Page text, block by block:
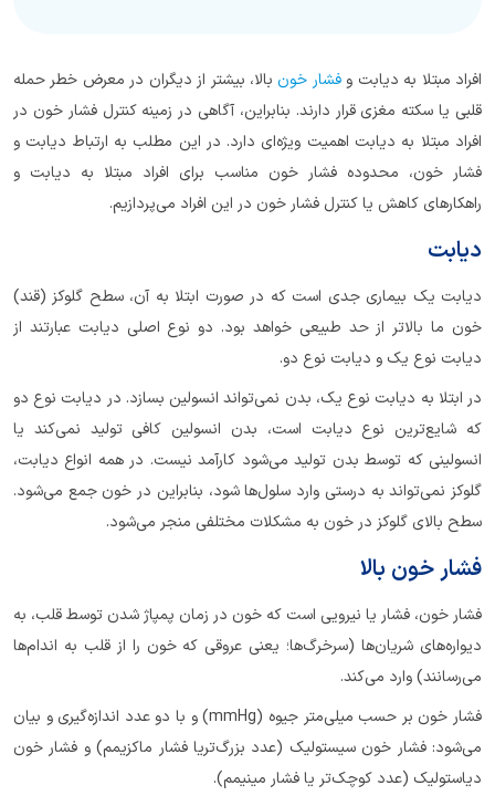
افراد مبتلا به دیابت وفشار خون بالا، بیشتر از دیگران در معرض خطر حمله
قلبی یا سکته مغزی قرار دارند. بنابراین، آگاهی در زمینه کنترل فشار خون در
افراد مبتلا به دیابت اهمیت ویژه‌ای دارد. در این مطلب به ارتباط دیابت و
فشار خون، محدوده فشار خون مناسب برای افراد مبتلا به دیابت و
راهکارهای کاهش یا کنترل فشار خون در این افراد می‌پردازیم.
دیابت
دیابت یک بیماری جدی است که در صورت ابتلا به آن، سطح گلوکز (قند)
خون ما بالاتر از حد طبیعی خواهد بود. دو نوع اصلی دیابت عبارتند از
دیابت نوع یک و دیابت نوع دو.
در ابتلا به دیابت نوع یک، بدن نمی‌تواند انسولین بسازد. در دیابت نوع دو
که شایع‌ترین نوع دیابت است، بدن انسولین کافی تولید نمی‌کند یا
انسولینی که توسط بدن تولید می‌شود کارآمد نیست. در همه‌ انواع دیابت،
گلوکز نمی‌تواند به درستی وارد سلول‌ها شود، بنابراین در خون جمع می‌شود.
سطح بالای گلوکز در خون به مشکلات مختلفی منجر می‌شود.
فشار خون بالا
فشار خون، فشار یا نیرویی است که خون در زمان پمپاژ شدن توسط قلب، به
دیواره‌های شریان‌ها (سرخرگ‌ها؛ یعنی عروقی که خون را از قلب به اندام‌ها
می‌رسانند) وارد می‌کند.
فشار خون بر حسب میلی‌متر جیوه (mmHg) و با دو عدد اندازه‌گیری و بیان
می‌شود: فشار خون سیستولیک (عدد بزرگ‌تریا فشار ماکزیمم) و فشار خون
دیاستولیک (عدد کوچک‌تر یا فشار مینیمم).